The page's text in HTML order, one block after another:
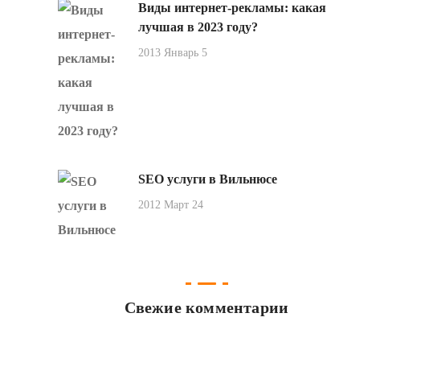
Виды интернет-рекламы: какая
лучшая в 2023 году?
2013 Январь 5
SEO услуги в Вильнюсе
2012 Март 24
Свежие комментарии